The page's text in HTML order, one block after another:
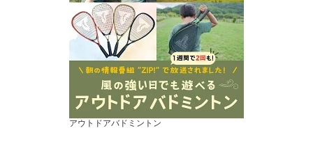
アウトドアバドミントン